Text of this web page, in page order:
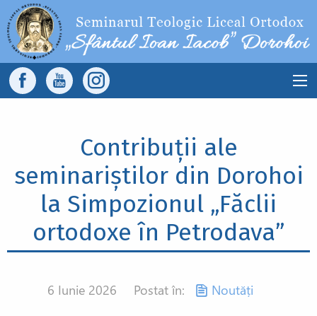
Sari la conținutul principal
Main
Contribuții ale
seminariștilor din Dorohoi
la Simpozionul „Făclii
ortodoxe în Petrodava”
6 Iunie 2026 Postat în: Noutăți